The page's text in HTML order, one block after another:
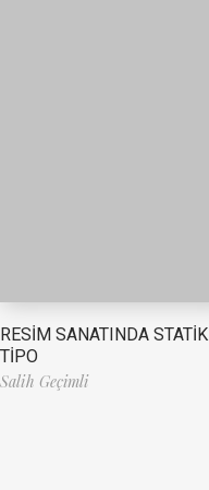
RESİM SANATINDA STATİK
TİPO
Salih Geçimli